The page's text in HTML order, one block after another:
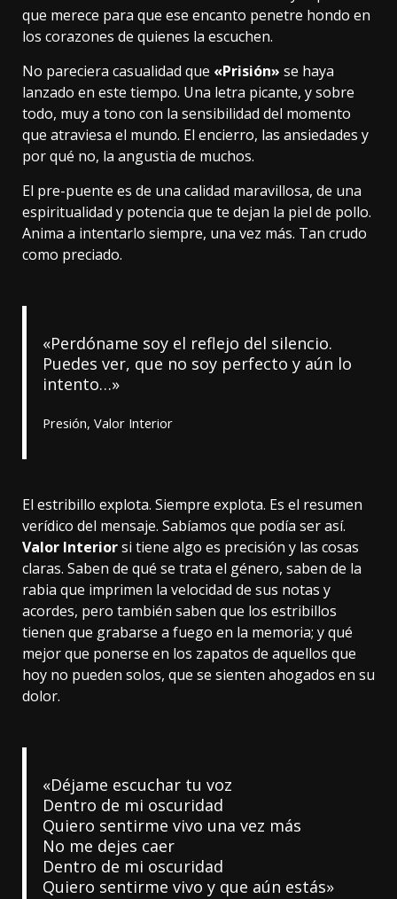
que merece para que ese encanto penetre hondo en
los corazones de quienes la escuchen.
No pareciera casualidad que «Prisión» se haya
lanzado en este tiempo. Una letra picante, y sobre
todo, muy a tono con la sensibilidad del momento
que atraviesa el mundo. El encierro, las ansiedades y
por qué no, la angustia de muchos.
El pre-puente es de una calidad maravillosa, de una
espiritualidad y potencia que te dejan la piel de pollo.
Anima a intentarlo siempre, una vez más. Tan crudo
como preciado.
«Perdóname soy el reflejo del silencio.
Puedes ver, que no soy perfecto y aún lo
intento…»
Presión, Valor Interior
El estribillo explota. Siempre explota. Es el resumen
verídico del mensaje. Sabíamos que podía ser así.
Valor Interiorsi tiene algo es precisión y las cosas
claras. Saben de qué se trata el género, saben de la
rabia que imprimen la velocidad de sus notas y
acordes, pero también saben que los estribillos
tienen que grabarse a fuego en la memoria; y qué
mejor que ponerse en los zapatos de aquellos que
hoy no pueden solos, que se sienten ahogados en su
dolor.
«Déjame escuchar tu voz
Dentro de mi oscuridad
Quiero sentirme vivo una vez más
No me dejes caer
Dentro de mi oscuridad
Quiero sentirme vivo y que aún estás»